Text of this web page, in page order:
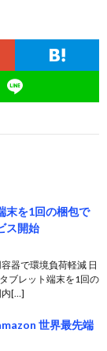
末を1回の梱包で
ス開始
器で環境負荷軽減 日
ブレット端末を1回の
内[…]
世界最先端